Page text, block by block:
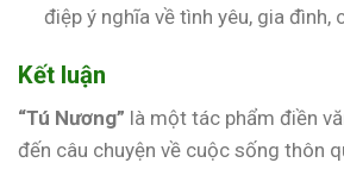
điệp ý nghĩa về tình yêu, gia đình,
Kết luận
“Tú Nương” là một tác phẩm điền
đến câu chuyện về cuộc sống thôn